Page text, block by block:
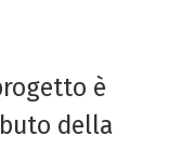
è
della